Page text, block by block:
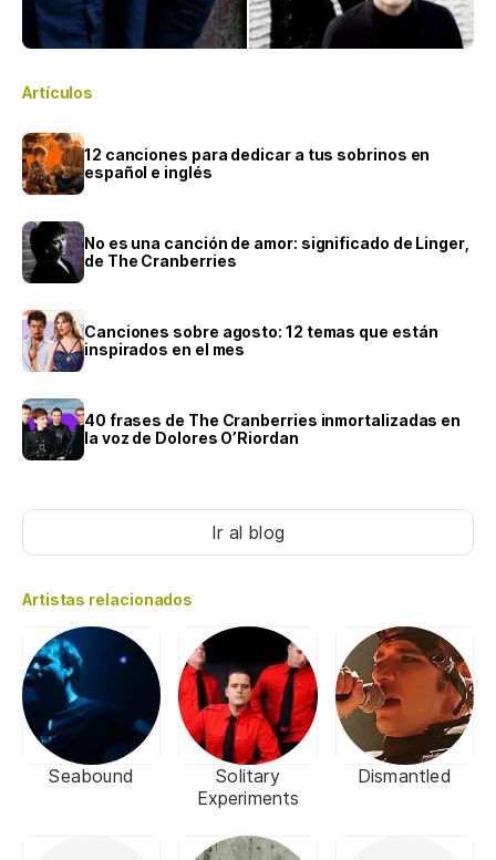
Artículos
12 canciones para dedicar a tus sobrinos en
español e inglés
No es una canción de amor: significado de Linger,
de The Cranberries
Canciones sobre agosto: 12 temas que están
inspirados en el mes
40 frases de The Cranberries inmortalizadas en
la voz de Dolores O’Riordan
Ir al blog
Artistas relacionados
Seabound
Solitary
Experiments
Dismantled